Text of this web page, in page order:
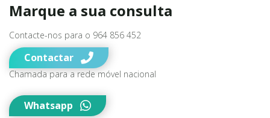
Marque a sua consulta
Contacte-nos para o 964 856 452
Contactar
Chamada para a rede móvel nacional
Whatsapp